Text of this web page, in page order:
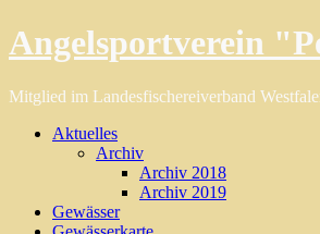
Angelsportverein
Mitglied im Landesfischereiverband
Aktuelles
Archiv
Archiv 2018
Archiv 2019
Gewässer